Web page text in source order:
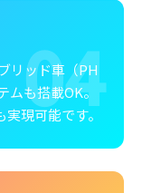
04
リッド車（PH
も搭載OK。
実現可能です。